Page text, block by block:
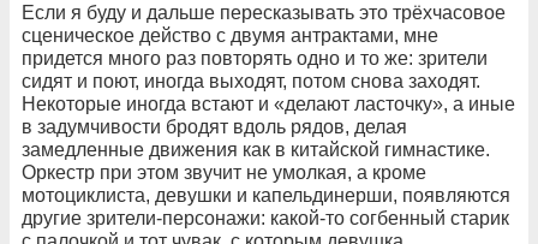
Если я буду и дальше пересказывать это трёхчасовое
сценическое действо с двумя антрактами, мне
придется много раз повторять одно и то же: зрители
сидят и поют, иногда выходят, потом снова заходят.
Некоторые иногда встают и «делают ласточку», а иные
в задумчивости бродят вдоль рядов, делая
замедленные движения как в китайской гимнастике.
Оркестр при этом звучит не умолкая, а кроме
мотоциклиста, девушки и капельдинерши, появляются
другие зрители-персонажи: какой-то согбенный старик